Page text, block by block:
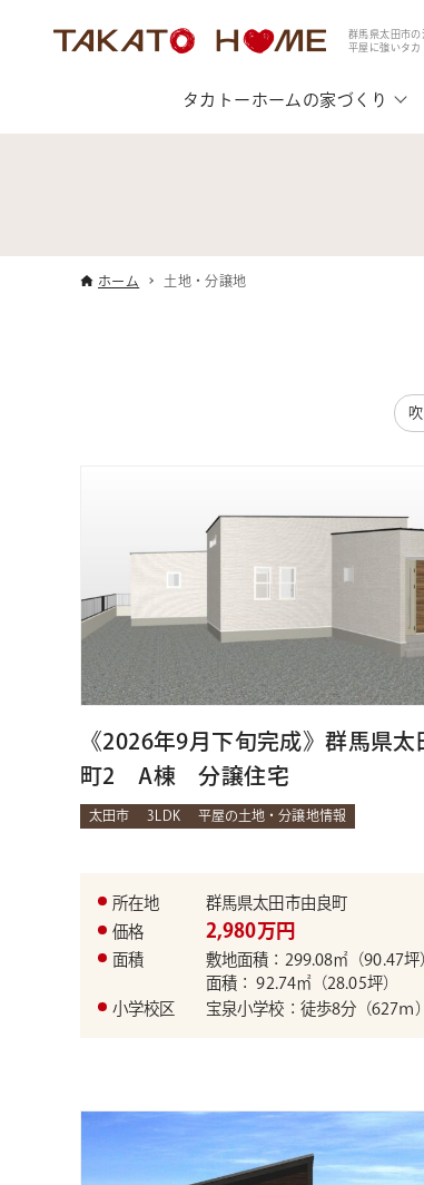
群馬県太田市の
平屋に強いタカ
タカトーホームの家づくり
ホーム 土地・分譲地
《2026年9月下旬完成》群馬県太
町2 A棟 分譲住宅
太田市 3LDK 平屋の土地・分譲地情報
所在地
群馬県太田市由良町
価格
2,980万円
面積
敷地面積：299.08㎡（90.47坪
面積： 92.74㎡（28.05坪）
小学校区
宝泉小学校：徒歩8分（627ｍ）